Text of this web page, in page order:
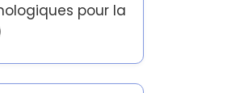
pour la